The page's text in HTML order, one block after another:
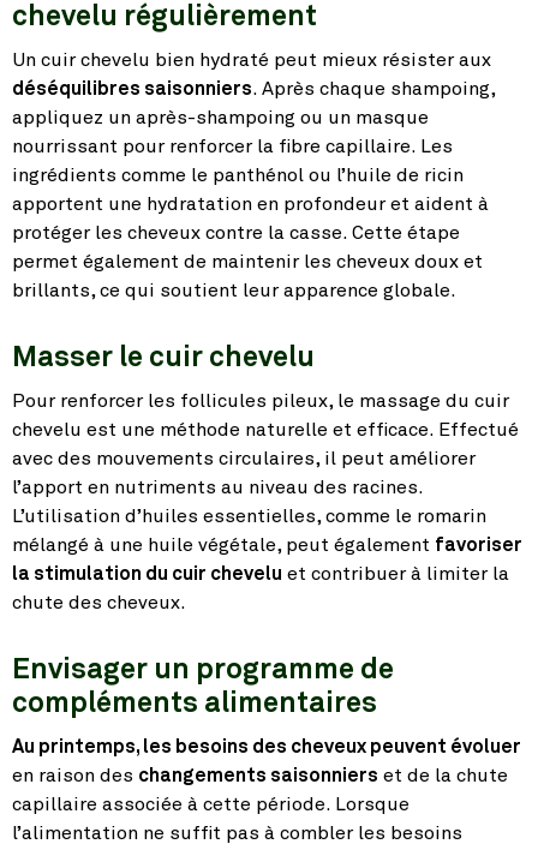
chevelu régulièrement
Un cuir chevelu bien hydraté peut mieux résister aux
déséquilibres saisonniers. Après chaque shampoing,
appliquez un après-shampoing ou un masque
nourrissant pour renforcer la fibre capillaire. Les
ingrédients comme le panthénol ou l’huile de ricin
apportent une hydratation en profondeur et aident à
protéger les cheveux contre la casse. Cette étape
permet également de maintenir les cheveux doux et
brillants, ce qui soutient leur apparence globale.
Masser le cuir chevelu
Pour renforcer les follicules pileux, le massage du cuir
chevelu est une méthode naturelle et efficace. Effectué
avec des mouvements circulaires, il peut améliorer
l’apport en nutriments au niveau des racines.
L’utilisation d’huiles essentielles, comme le romarin
mélangé à une huile végétale, peut également favoriser
la stimulation du cuir chevelu et contribuer à limiter la
chute des cheveux.
Envisager un programme de
compléments alimentaires
Au printemps, les besoins des cheveux peuvent évoluer
en raison des changements saisonniers et de la chute
capillaire associée à cette période. Lorsque
l’alimentation ne suffit pas à combler les besoins